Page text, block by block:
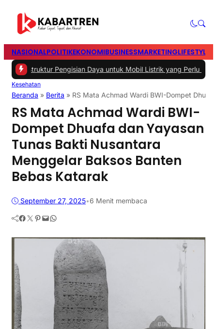
NASIONALPOLITIKEKONOMIBUSINESSMARKETINGLIFESTYLE
Pengisian Daya untuk Mobil Listrik yang Perlu Diperhatikan
Kesehatan
Beranda » Berita » RS Mata Achmad Wardi BWI-Dompet
RS Mata Achmad Wardi BWI-
Dompet Dhuafa dan Yayasan
Tunas Bakti Nusantara
Menggelar Baksos Banten
Bebas Katarak
September 27, 2025•6 Menit membaca
Facebook Twitter Pinterest Mail WhatsApp